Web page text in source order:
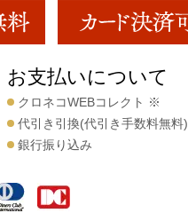
お支払いについて
クロネコWEBコレクト ※
代引き引換(代引き手数料無料)
銀行振り込み